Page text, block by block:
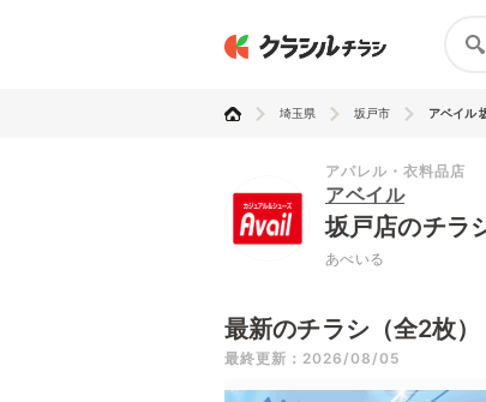
埼玉県 坂戸市 アベイル
アパレル・衣料品店
アベイル
坂戸店のチラ
あべいる
最新のチラシ（全2枚）
最終更新：2026/08/05